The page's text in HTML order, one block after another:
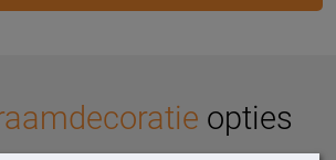
opties